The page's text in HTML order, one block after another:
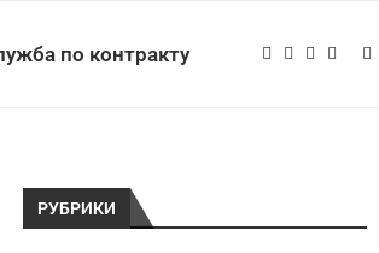
по контракту
РУБРИКИ